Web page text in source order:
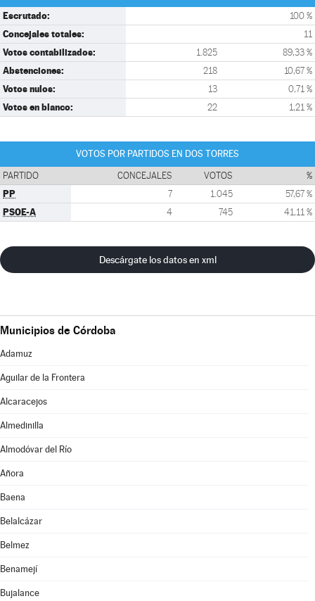
Escrutado: 100 %
Concejales totales: 11
Votos contabilizados: 1.825 89,33 %
Abstenciones: 218 10,67 %
Votos nulos: 13 0,71 %
Votos en blanco: 22 1,21 %
VOTOS POR PARTIDOS EN DOS TORRES
PARTIDO CONCEJALES VOTOS %
PP 7 1.045 57,67 %
PSOE-A 4 745 41,11 %
Descárgate los datos en xml
Municipios de Córdoba
Adamuz
Aguilar de la Frontera
Alcaracejos
Almedinilla
Almodóvar del Río
Añora
Baena
Belalcázar
Belmez
Benamejí
Bujalance